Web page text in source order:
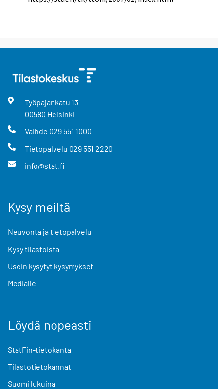
Työpajankatu 13
00580 Helsinki
Vaihde 029 551 1000
Tietopalvelu 029 551 2220
info@stat.fi
Kysy meiltä
Neuvonta ja tietopalvelu
Kysy tilastoista
Usein kysytyt kysymykset
Medialle
Löydä nopeasti
StatFin-tietokanta
Tilastotietokannat
Suomi lukuina